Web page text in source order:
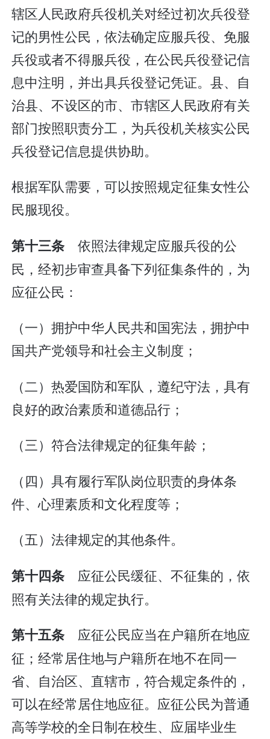
辖区人民政府兵役机关对经过初次兵役登
记的男性公民，依法确定应服兵役、免服
兵役或者不得服兵役，在公民兵役登记信
息中注明，并出具兵役登记凭证。县、自
治县、不设区的市、市辖区人民政府有关
部门按照职责分工，为兵役机关核实公民
兵役登记信息提供协助。
根据军队需要，可以按照规定征集女性公
民服现役。
第十三条 依照法律规定应服兵役的公
民，经初步审查具备下列征集条件的，为
应征公民：
（一）拥护中华人民共和国宪法，拥护中
国共产党领导和社会主义制度；
（二）热爱国防和军队，遵纪守法，具有
良好的政治素质和道德品行；
（三）符合法律规定的征集年龄；
（四）具有履行军队岗位职责的身体条
件、心理素质和文化程度等；
（五）法律规定的其他条件。
第十四条 应征公民缓征、不征集的，依
照有关法律的规定执行。
第十五条 应征公民应当在户籍所在地应
征；经常居住地与户籍所在地不在同一
省、自治区、直辖市，符合规定条件的，
可以在经常居住地应征。应征公民为普通
高等学校的全日制在校生、应届毕业生